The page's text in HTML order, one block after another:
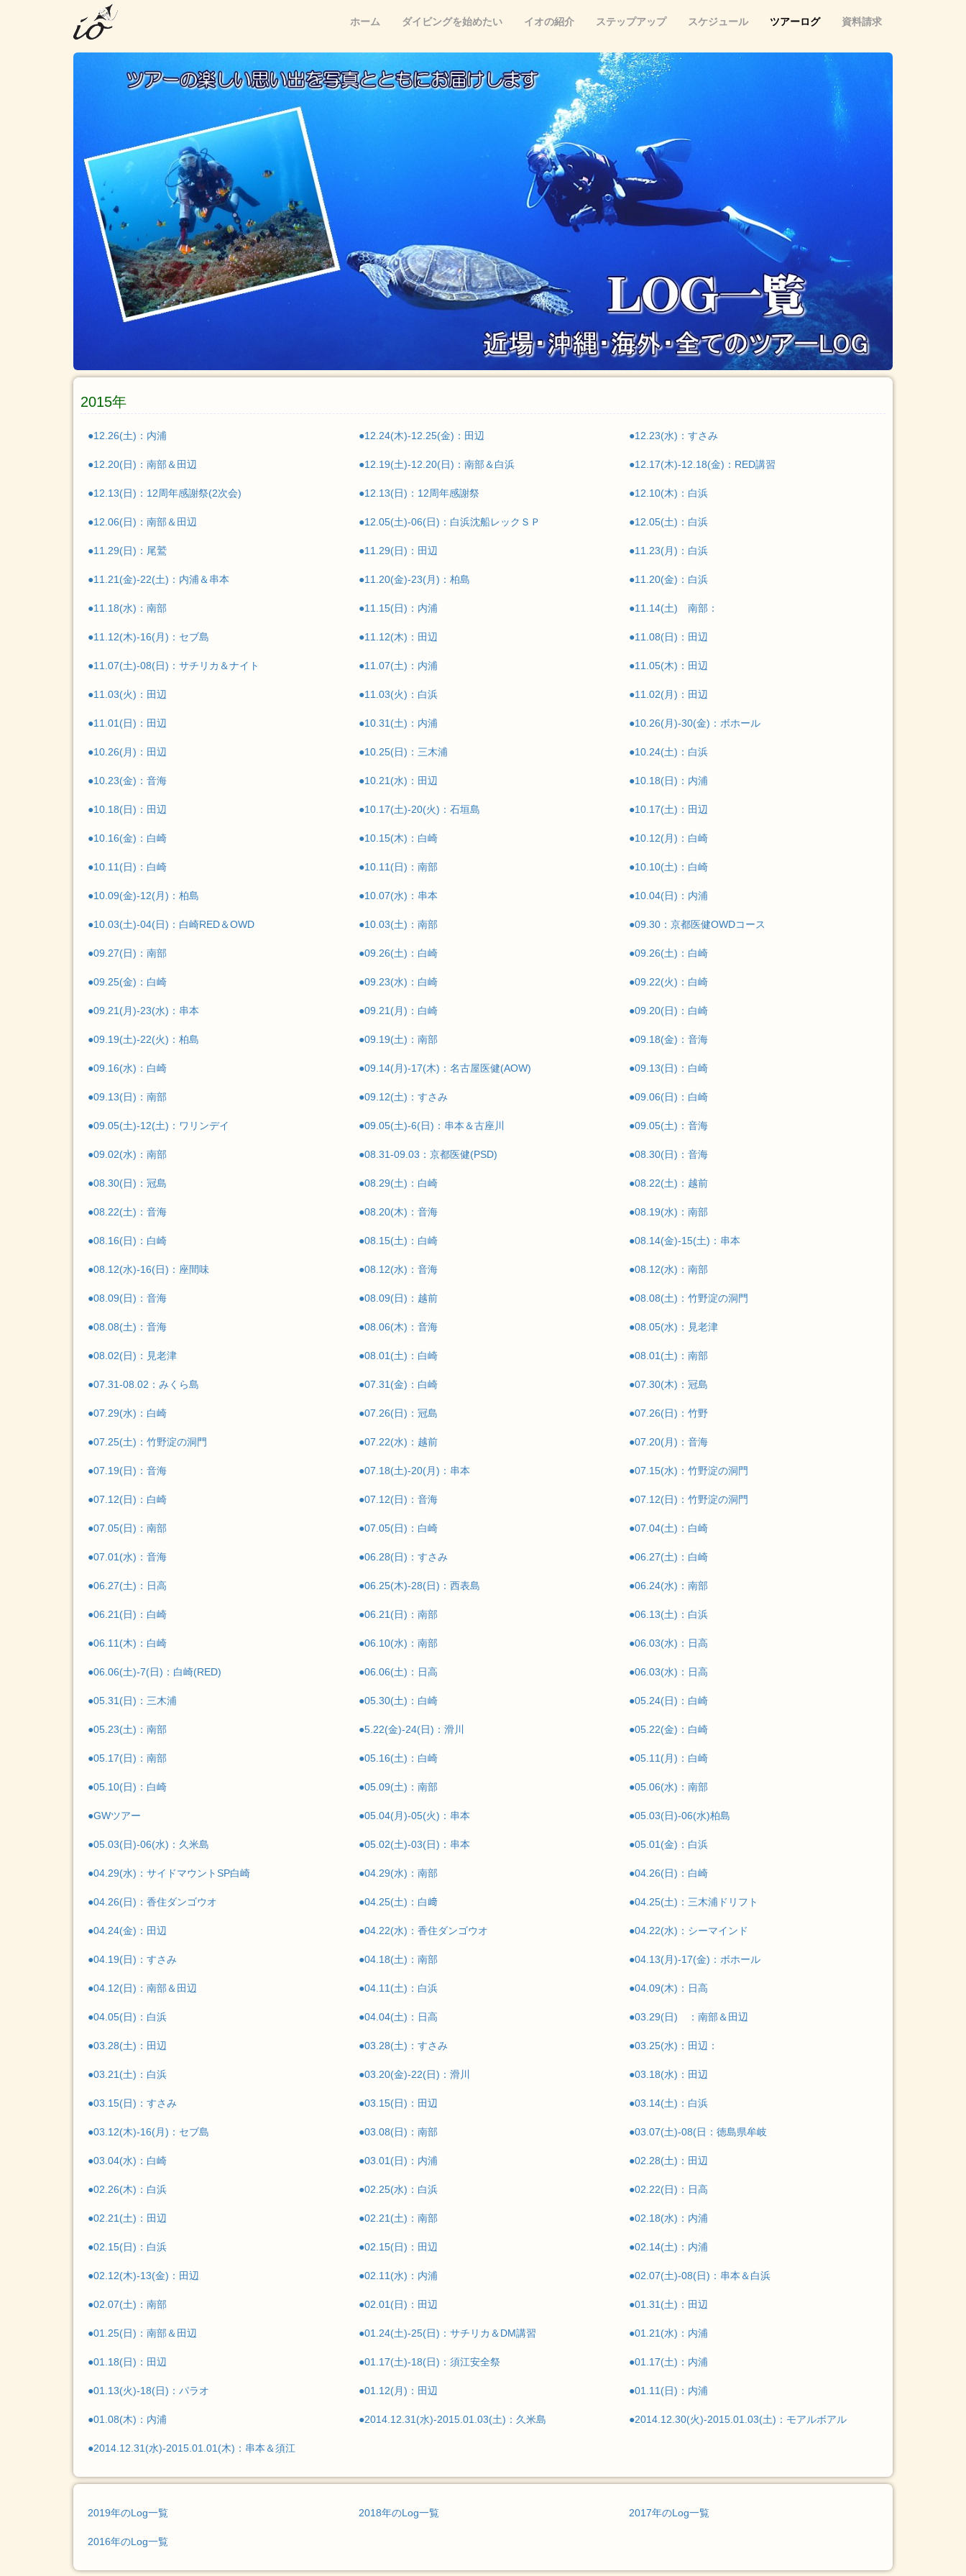
ホーム ダイビングを始めたい イオの紹介 ステップアップ スケジュール ツアーログ 資料請求
2015年ログ一覧
2015年
●12.26(土)：内浦 ●12.24(木)-12.25(金)：田辺 ●12.23(水)：すさみ
●12.20(日)：南部＆田辺 ●12.19(土)-12.20(日)：南部＆白浜 ●12.17(木)-12.18(金)：RED講習
●12.13(日)：12周年感謝祭(2次会) ●12.13(日)：12周年感謝祭 ●12.10(木)：白浜
●12.06(日)：南部＆田辺 ●12.05(土)-06(日)：白浜沈船レックＳＰ ●12.05(土)：白浜
●11.29(日)：尾鷲 ●11.29(日)：田辺 ●11.23(月)：白浜
●11.21(金)-22(土)：内浦＆串本 ●11.20(金)-23(月)：柏島 ●11.20(金)：白浜
●11.18(水)：南部 ●11.15(日)：内浦 ●11.14(土) 南部：
●11.12(木)-16(月)：セブ島 ●11.12(木)：田辺 ●11.08(日)：田辺
●11.07(土)-08(日)：サチリカ＆ナイト ●11.07(土)：内浦 ●11.05(木)：田辺
●11.03(火)：田辺 ●11.03(火)：白浜 ●11.02(月)：田辺
●11.01(日)：田辺 ●10.31(土)：内浦 ●10.26(月)-30(金)：ボホール
●10.26(月)：田辺 ●10.25(日)：三木浦 ●10.24(土)：白浜
●10.23(金)：音海 ●10.21(水)：田辺 ●10.18(日)：内浦
●10.18(日)：田辺 ●10.17(土)-20(火)：石垣島 ●10.17(土)：田辺
●10.16(金)：白崎 ●10.15(木)：白崎 ●10.12(月)：白崎
●10.11(日)：白崎 ●10.11(日)：南部 ●10.10(土)：白崎
●10.09(金)-12(月)：柏島 ●10.07(水)：串本 ●10.04(日)：内浦
●10.03(土)-04(日)：白崎RED＆OWD ●10.03(土)：南部 ●09.30：京都医健OWDコース
●09.27(日)：南部 ●09.26(土)：白崎 ●09.26(土)：白崎
●09.25(金)：白崎 ●09.23(水)：白崎 ●09.22(火)：白崎
●09.21(月)-23(水)：串本 ●09.21(月)：白崎 ●09.20(日)：白崎
●09.19(土)-22(火)：柏島 ●09.19(土)：南部 ●09.18(金)：音海
●09.16(水)：白崎 ●09.14(月)-17(木)：名古屋医健(AOW) ●09.13(日)：白崎
●09.13(日)：南部 ●09.12(土)：すさみ ●09.06(日)：白崎
●09.05(土)-12(土)：ワリンデイ ●09.05(土)-6(日)：串本＆古座川 ●09.05(土)：音海
●09.02(水)：南部 ●08.31-09.03：京都医健(PSD) ●08.30(日)：音海
●08.30(日)：冠島 ●08.29(土)：白崎 ●08.22(土)：越前
●08.22(土)：音海 ●08.20(木)：音海 ●08.19(水)：南部
●08.16(日)：白崎 ●08.15(土)：白崎 ●08.14(金)-15(土)：串本
●08.12(水)-16(日)：座間味 ●08.12(水)：音海 ●08.12(水)：南部
●08.09(日)：音海 ●08.09(日)：越前 ●08.08(土)：竹野淀の洞門
●08.08(土)：音海 ●08.06(木)：音海 ●08.05(水)：見老津
●08.02(日)：見老津 ●08.01(土)：白崎 ●08.01(土)：南部
●07.31-08.02：みくら島 ●07.31(金)：白崎 ●07.30(木)：冠島
●07.29(水)：白崎 ●07.26(日)：冠島 ●07.26(日)：竹野
●07.25(土)：竹野淀の洞門 ●07.22(水)：越前 ●07.20(月)：音海
●07.19(日)：音海 ●07.18(土)-20(月)：串本 ●07.15(水)：竹野淀の洞門
●07.12(日)：白崎 ●07.12(日)：音海 ●07.12(日)：竹野淀の洞門
●07.05(日)：南部 ●07.05(日)：白崎 ●07.04(土)：白崎
●07.01(水)：音海 ●06.28(日)：すさみ ●06.27(土)：白崎
●06.27(土)：日高 ●06.25(木)-28(日)：西表島 ●06.24(水)：南部
●06.21(日)：白崎 ●06.21(日)：南部 ●06.13(土)：白浜
●06.11(木)：白崎 ●06.10(水)：南部 ●06.03(水)：日高
●06.06(土)-7(日)：白崎(RED) ●06.06(土)：日高 ●06.03(水)：日高
●05.31(日)：三木浦 ●05.30(土)：白崎 ●05.24(日)：白崎
●05.23(土)：南部 ●5.22(金)-24(日)：滑川 ●05.22(金)：白崎
●05.17(日)：南部 ●05.16(土)：白崎 ●05.11(月)：白崎
●05.10(日)：白崎 ●05.09(土)：南部 ●05.06(水)：南部
●GWツアー ●05.04(月)-05(火)：串本 ●05.03(日)-06(水)柏島
●05.03(日)-06(水)：久米島 ●05.02(土)-03(日)：串本 ●05.01(金)：白浜
●04.29(水)：サイドマウントSP白崎 ●04.29(水)：南部 ●04.26(日)：白崎
●04.26(日)：香住ダンゴウオ ●04.25(土)：白﨑 ●04.25(土)：三木浦ドリフト
●04.24(金)：田辺 ●04.22(水)：香住ダンゴウオ ●04.22(水)：シーマインド
●04.19(日)：すさみ ●04.18(土)：南部 ●04.13(月)-17(金)：ボホール
●04.12(日)：南部＆田辺 ●04.11(土)：白浜 ●04.09(木)：日高
●04.05(日)：白浜 ●04.04(土)：日高 ●03.29(日) ：南部＆田辺
●03.28(土)：田辺 ●03.28(土)：すさみ ●03.25(水)：田辺：
●03.21(土)：白浜 ●03.20(金)-22(日)：滑川 ●03.18(水)：田辺
●03.15(日)：すさみ ●03.15(日)：田辺 ●03.14(土)：白浜
●03.12(木)-16(月)：セブ島 ●03.08(日)：南部 ●03.07(土)-08(日：徳島県牟岐
●03.04(水)：白崎 ●03.01(日)：内浦 ●02.28(土)：田辺
●02.26(木)：白浜 ●02.25(水)：白浜 ●02.22(日)：日高
●02.21(土)：田辺 ●02.21(土)：南部 ●02.18(水)：内浦
●02.15(日)：白浜 ●02.15(日)：田辺 ●02.14(土)：内浦
●02.12(木)-13(金)：田辺 ●02.11(水)：内浦 ●02.07(土)-08(日)：串本＆白浜
●02.07(土)：南部 ●02.01(日)：田辺 ●01.31(土)：田辺
●01.25(日)：南部＆田辺 ●01.24(土)-25(日)：サチリカ＆DM講習 ●01.21(水)：内浦
●01.18(日)：田辺 ●01.17(土)-18(日)：須江安全祭 ●01.17(土)：内浦
●01.13(火)-18(日)：パラオ ●01.12(月)：田辺 ●01.11(日)：内浦
●01.08(木)：内浦 ●2014.12.31(水)-2015.01.03(土)：久米島 ●2014.12.30(火)-2015.01.03(土)：モアルボアル
●2014.12.31(水)-2015.01.01(木)：串本＆須江
2019年のLog一覧 2018年のLog一覧 2017年のLog一覧
2016年のLog一覧